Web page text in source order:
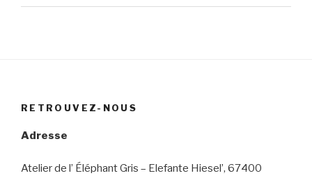
RETROUVEZ-NOUS
Adresse
Atelier de l’ Éléphant Gris – Elefante Hiesel’, 67400